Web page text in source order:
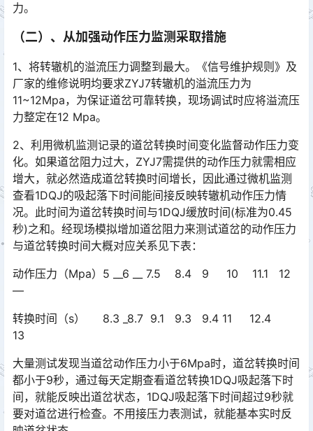
力。
（二）、从加强动作压力监测采取措施
1、将转辙机的溢流压力调整到最大。《信号维护规则》及
厂家的维修说明均要求ZYJ7转辙机的溢流压力为
11~12Mpa，为保证道岔可靠转换，现场调试时应将溢流压
力整定在12 Mpa。󠅅󠅃󠄵󠅂󠄪󠇖󠆨󠆨󠇕󠆞󠆒󠅬󠇘󠆭󠆘󠇙󠆝󠅵󠇗󠆭󠆁󠄐󠇗󠅹󠅸󠇖󠆍󠅳󠇖󠅹󠅰󠇖󠆌󠅹
2、利用微机监测记录的道岔转换时间变化监督动作压力变
化。如果道岔阻力过大，ZYJ7需提供的动作压力就需相应
增大，就必然造成道岔转换时间增长，因此通过微机监测
查看1DQJ的吸起落下时间能间接反映转辙机动作压力情
况。此时间为道岔转换时间与1DQJ缓放时间(标准为0.45
秒)之和。经现场模拟增加道岔阻力来测试道岔的动作压力
与道岔转换时间大概对应关系见下表：󠅅󠅃󠄵󠅂󠄪󠇖󠆨󠆨󠇕󠆞󠆒󠅬󠇘󠆭󠆘󠇙󠆝󠅵󠇗󠆭󠆁󠄐󠇗󠅹󠅸󠇖󠆍󠅳󠇖󠅹󠅰󠇖󠆌󠅹
动作压力（Mpa）5 __6 __ 7.5 8.4 9 10 11.1 12
—
转换时间（s） 8.3 _8.7 9.1 9.3 9.4 11 12.4
13
大量测试发现当道岔动作压力小于6Mpa时，道岔转换时间
都小于9秒，通过每天定期查看道岔转换1DQJ吸起落下时
间，就能反映出道岔状态，1DQJ吸起落下时间超过9秒就
要对道岔进行检查。不用接压力表测试，就能基本实时反